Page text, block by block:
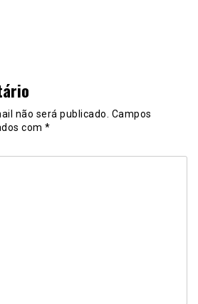
não será publicado. Campos
com *